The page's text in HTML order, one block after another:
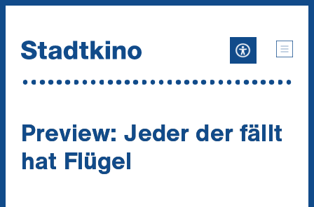
Preview: Jeder der fällt
hat Flügel